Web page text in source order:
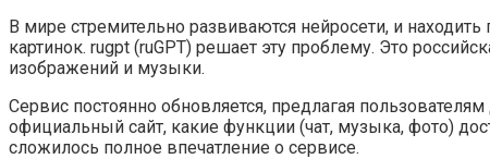
В мире стремительно развиваются нейросети, и
картинок. rugpt (ruGPT) решает эту проблему. Это
изображений и музыки.
Сервис постоянно обновляется, предлагая
официальный сайт, какие функции (чат, музыка, фото)
сложилось полное впечатление о сервисе.